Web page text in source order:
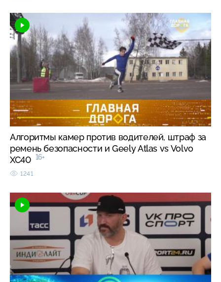
Алгоритмы камер против водителей, штраф за
ремень безопасности и Geely Atlas vs Volvo
XC40 16+
1241